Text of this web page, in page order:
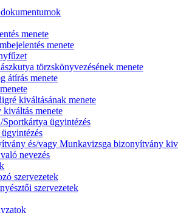
menete
menete
törzskönyvezésének menete
átírás menete
kiváltásának menete
menete
Sportkártya ügyintézés
és/vagy Munkavizsga bizonyítvány
nevezés
szervezetek
szervezetek